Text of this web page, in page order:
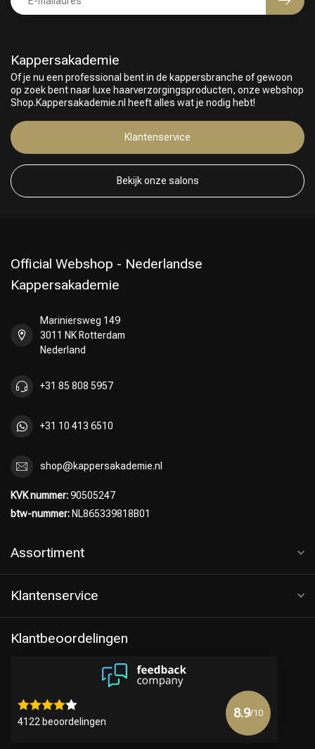
Keuze van onze Kappers
Kappersakademie
Of je nu een professional bent in de kappersbranche of gewoon
op zoek bent naar luxe haarverzorgingsproducten, onze webshop
Shop.Kappersakademie.nl heeft alles wat je nodig hebt!
Klantenservice
Bekijk onze salons
Official Webshop - Nederlandse
Kappersakademie
Mariniersweg 149
3011 NK Rotterdam
Nederland
+31 85 808 5957
+31 10 413 6510
shop@kappersakademie.nl
KVK nummer:90505247
btw-nummer: NL865339818B01
Assortiment
Klantenservice
Klantbeoordelingen
4122 beoordelingen
8.9/10